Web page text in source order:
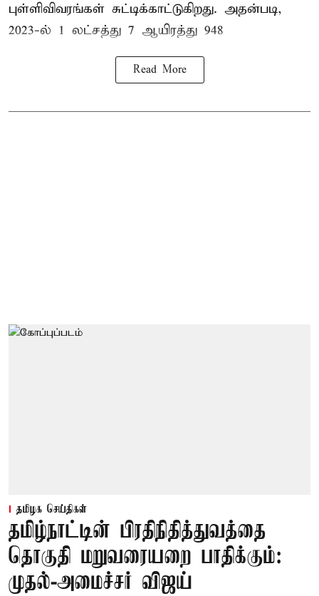
புள்ளிவிவரங்கள் சுட்டிக்காட்டுகிறது. அதன்படி,
2023-ல் 1 லட்சத்து 7 ஆயிரத்து 948
Read More
தமிழக செய்திகள்
தமிழ்நாட்டின் பிரதிநிதித்துவத்தை
தொகுதி மறுவரையறை பாதிக்கும்:
முதல்-அமைச்சர் விஜய்